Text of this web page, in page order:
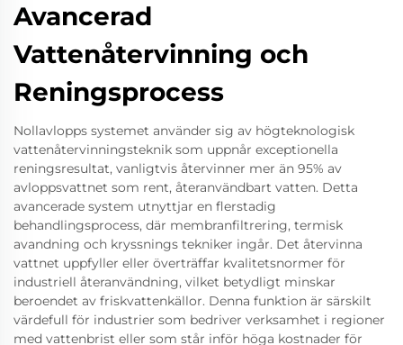
Avancerad
Vattenåtervinning och
Reningsprocess
Nollavlopps systemet använder sig av högteknologisk
vattenåtervinningsteknik som uppnår exceptionella
reningsresultat, vanligtvis återvinner mer än 95% av
avloppsvattnet som rent, återanvändbart vatten. Detta
avancerade system utnyttjar en flerstadig
behandlingsprocess, där membranfiltrering, termisk
avandning och kryssnings tekniker ingår. Det återvinna
vattnet uppfyller eller överträffar kvalitetsnormer för
industriell återanvändning, vilket betydligt minskar
beroendet av friskvattenkällor. Denna funktion är särskilt
värdefull för industrier som bedriver verksamhet i regioner
med vattenbrist eller som står inför höga kostnader för